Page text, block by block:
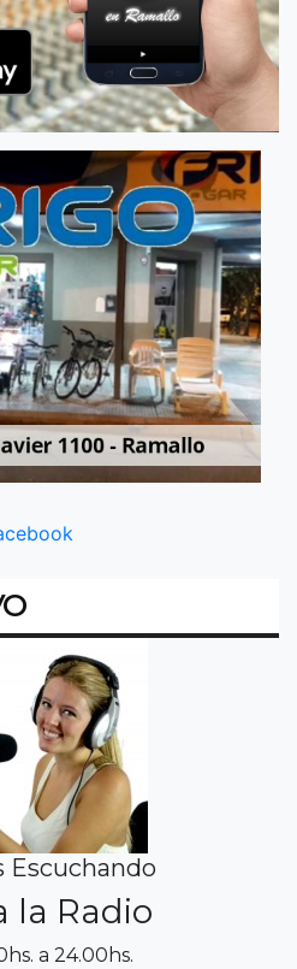
Escuchando
la Radio
a 24.00hs.